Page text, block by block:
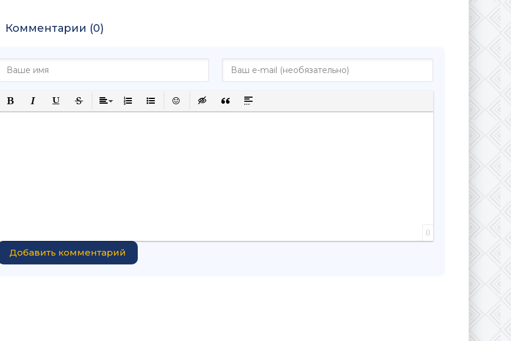
Комментарии (0)
Полужирный
КурсивПодчеркнутый
ЗачеркнутыйВыравнивание
Нумерованный список
Маркированный список
Вставить смайлик
Вставка скрытого текста
Вставка цитаты
Вставка спойлера
0
Добавить комментарий